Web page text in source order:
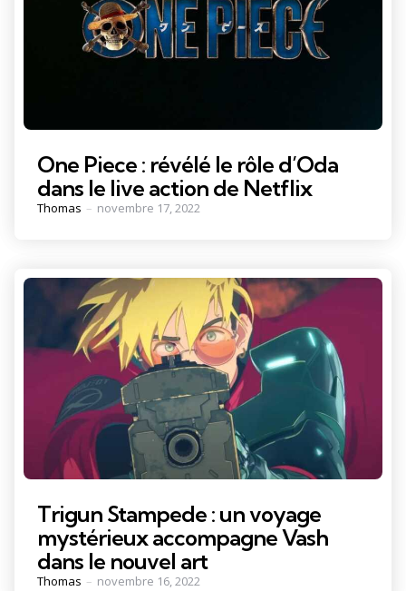
One Piece : révélé le rôle d’Oda
dans le live action de Netflix
Posted
Thomas novembre 17, 2022
Trigun Stampede : un voyage
mystérieux accompagne Vash
dans le nouvel art
Posted
Thomas novembre 16, 2022